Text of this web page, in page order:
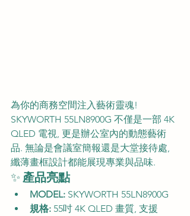
為你的商務空間注入藝術靈魂!
SKYWORTH 55LN8900G 不僅是一部 4K
QLED 電視, 更是辦公室內的動態藝術
品. 無論是會議室簡報還是大堂接待處,
纖薄畫框設計都能展現專業與品味.
✨ 產品亮點
MODEL: SKYWORTH 55LN8900G
規格: 55吋 4K QLED 畫質, 支援